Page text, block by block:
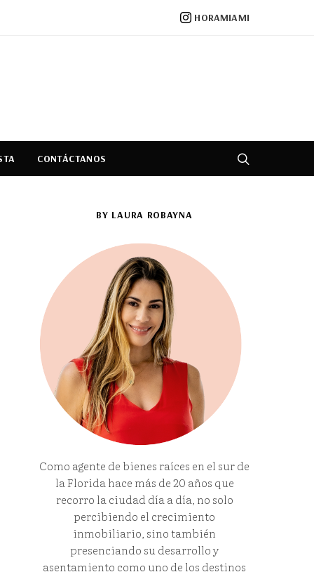
HORAMIAMI
CONTÁCTANOS
BY LAURA ROBAYNA
Como agente de bienes raíces en el sur de
la Florida hace más de 20 años que
recorro la ciudad día a día, no solo
percibiendo el crecimiento
inmobiliario, sino también
presenciando su desarrollo y
asentamiento como uno de los destinos